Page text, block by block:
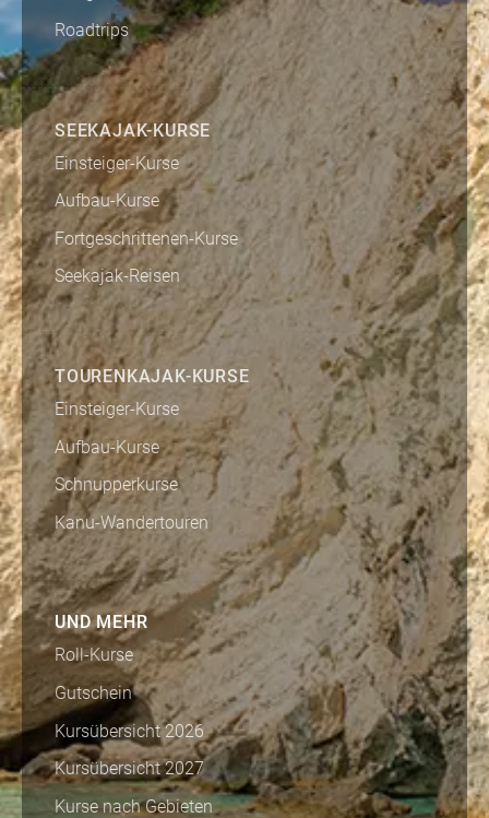
Roadtrips
SEEKAJAK-KURSE
Einsteiger-Kurse
Aufbau-Kurse
Fortgeschrittenen-Kurse
Seekajak-Reisen
TOURENKAJAK-KURSE
Einsteiger-Kurse
Aufbau-Kurse
Schnupperkurse
Kanu-Wandertouren
UND MEHR
Roll-Kurse
Gutschein
Kursübersicht 2026
Kursübersicht 2027
Kurse nach Gebieten